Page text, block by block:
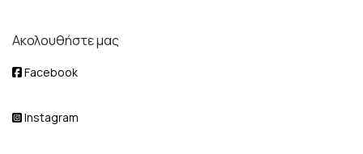
Ακολουθήστε μας
Facebook
Instagram